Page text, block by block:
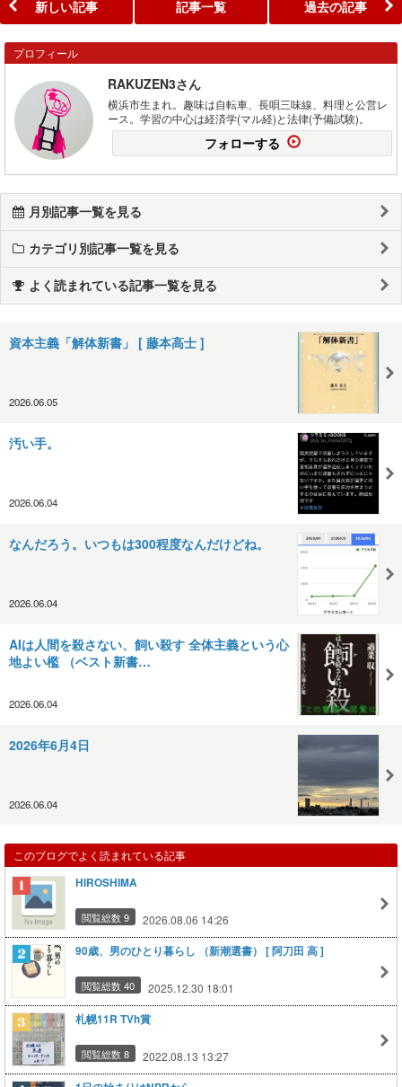
新しい記事 記事一覧 過去の記事
プロフィール
RAKUZEN3さん
横浜市生まれ。趣味は自転車、長唄三味線、料理と公営レ
ース。学習の中心は経済学(マル経)と法律(予備試験)。
フォローする
月別記事一覧を見る
カテゴリ別記事一覧を見る
よく読まれている記事一覧を見る
資本主義「解体新書」 [ 藤本高士 ]
2026.06.05
汚い手。
2026.06.04
なんだろう。いつもは300程度なんだけどね。
2026.06.04
AIは人間を殺さない、飼い殺す 全体主義という心
地よい檻 （ベスト新書…
2026.06.04
2026年6月4日
2026.06.04
このブログでよく読まれている記事
HIROSHIMA
閲覧総数 9 2026.08.06 14:26
90歳、男のひとり暮らし （新潮選書） [ 阿刀田 高 ]
閲覧総数 40 2025.12.30 18:01
札幌11R TVh賞
閲覧総数 8 2022.08.13 13:27